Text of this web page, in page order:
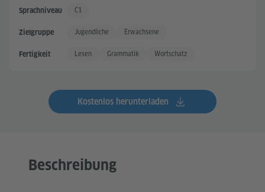
Sprachniveau Sehr gute Sprachkenntnisse
C1
Zielgruppe Jugendliche Erwachsene
Fertigkeit Lesen Grammatik Wortschatz
Kostenlos herunterladen
Beschreibung